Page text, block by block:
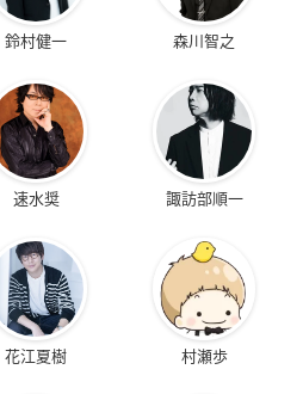
鈴村健一 森川智之
速水奨 諏訪部順一
花江夏樹 村瀬歩